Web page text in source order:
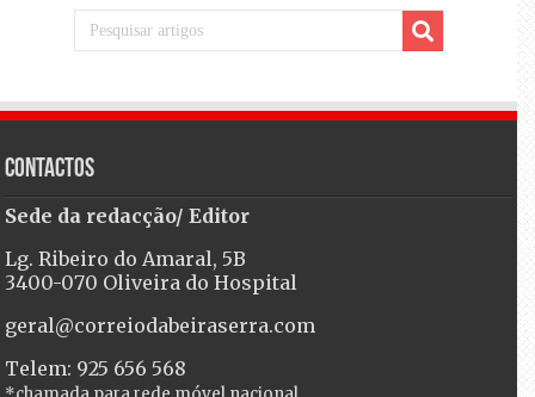
Contactos
Sede da redacção/ Editor
Lg. Ribeiro do Amaral, 5B
3400-070 Oliveira do Hospital
geral@correiodabeiraserra.com
Telem: 925 656 568